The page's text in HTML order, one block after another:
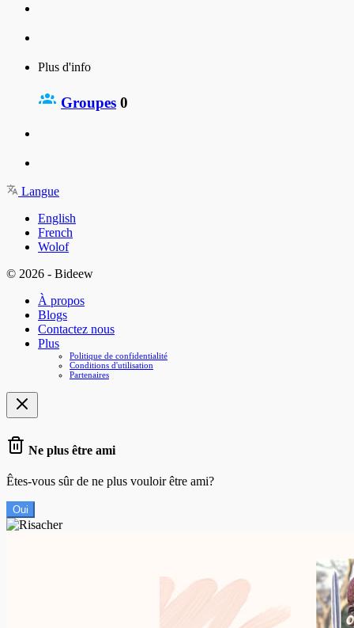
Plus d'info
Groupes 0
Langue
English
French
Wolof
© 2026 - Bideew
À propos
Blogs
Contactez nous
Plus
Politique de confidentialité
Conditions d'utilisation
Partenaires
Ne plus être ami
Êtes-vous sûr de ne plus vouloir être ami?
Oui